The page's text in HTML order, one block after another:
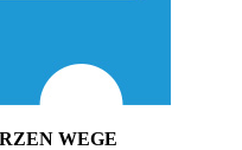
WEGE